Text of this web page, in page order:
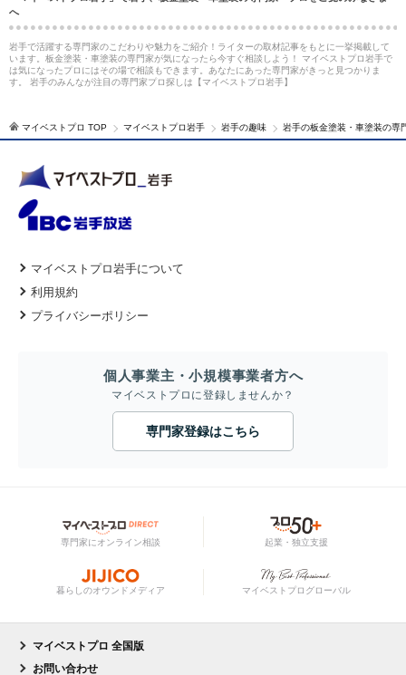
へ
岩手で活躍する専門家のこだわりや魅力をご紹介！ライターの取材記事をもとに一挙掲載して
います。板金塗装・車塗装の専門家が気になったら今すぐ相談しよう！ マイベストプロ岩手で
は気になったプロにはその場で相談もできます。あなたにあった専門家がきっと見つかりま
す。 岩手のみんなが注目の専門家プロ探しは【マイベストプロ岩手】
マイベストプロ TOP マイベストプロ岩手 岩手の趣味 岩手の板金塗装・車塗装の専
マイベストプロ岩手について
利用規約
プライバシーポリシー
個人事業主・小規模事業者方へ
マイベストプロに登録しませんか？
専門家登録はこちら
専門家にオンライン相談 起業・独立支援
暮らしのオウンドメディア マイベストプログローバル
マイベストプロ 全国版
お問い合わせ